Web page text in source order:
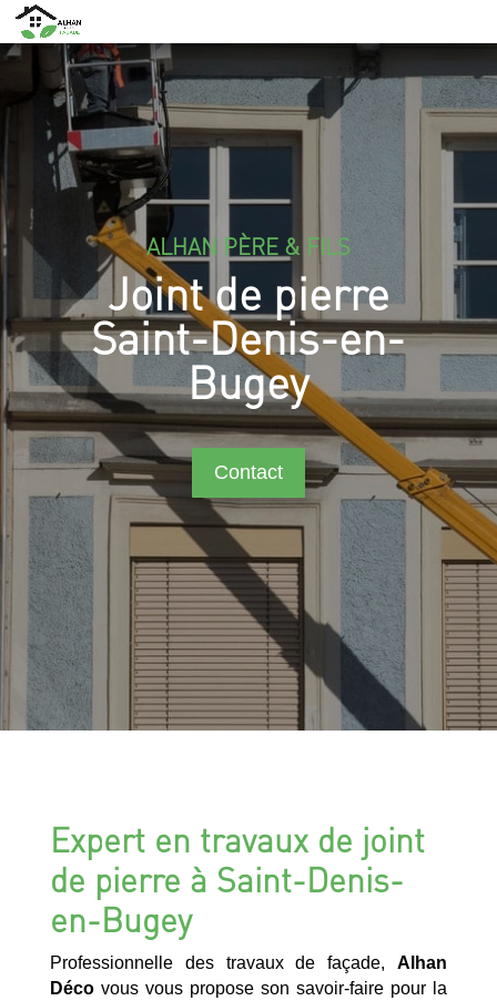
ALHAN PÈRE & FILS
Joint de pierre
Saint-Denis-en-
Bugey
Contact
Expert en travaux de joint
de pierre à Saint-Denis-
en-Bugey
Professionnelle des travaux de façade,Alhan
Décovous vous propose son savoir-faire pour la